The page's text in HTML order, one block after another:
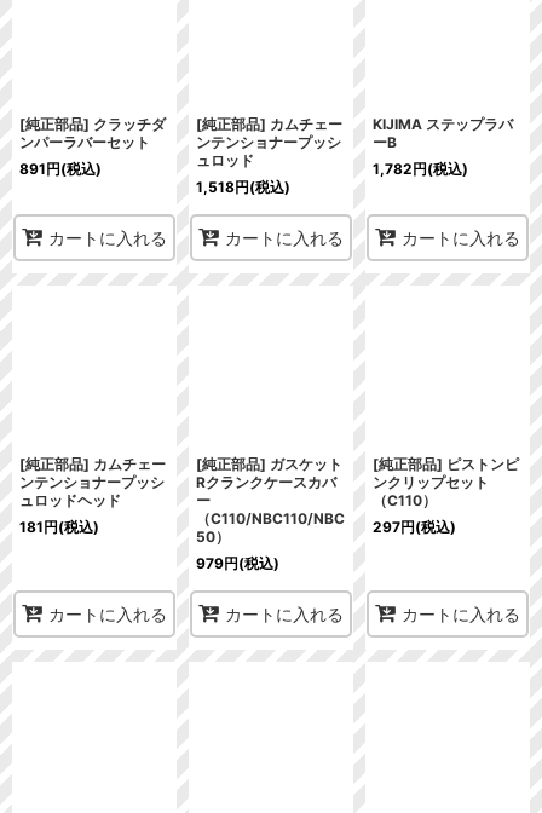
[純正部品] クラッチダ
ンパーラバーセット
891円(税込)
カートに入れる
[純正部品] カムチェー
ンテンショナープッシ
ュロッド
1,518円(税込)
カートに入れる
KIJIMA ステップラバ
ーB
1,782円(税込)
カートに入れる
[純正部品] カムチェー
ンテンショナープッシ
ュロッドヘッド
181円(税込)
カートに入れる
[純正部品] ガスケット
Rクランクケースカバ
ー
（C110/NBC110/NBC
50）
979円(税込)
カートに入れる
[純正部品] ピストンピ
ンクリップセット
（C110）
297円(税込)
カートに入れる